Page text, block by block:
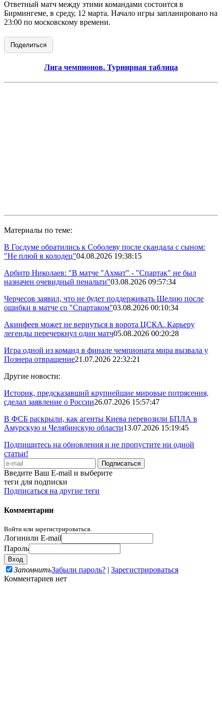
Ответный матч между этими командами состоится в
Бирмингеме, в среду, 12 марта. Начало игры запланировано на
23:00 по московскому времени.
Поделиться
Лига чемпионов. Турнирная таблица
Материалы по теме:
В Госдуме обратились к Соболеву после скандала с сыном:
"Не плюй в колодец"04.08.2026 19:38:15
Арбитр Николаев: "В матче "Ахмат" - "Спартак" не был
назначен очевидный пенальти"03.08.2026 09:57:34
Черчесов заявил, что не будет поддерживать Шелию после
ошибки в матче со "Спартаком"03.08.2026 00:10:34
Акинфеев может не вернуться в ворота ЦСКА. Карьеру
легенды перечеркнул один матч05.08.2026 00:20:28
Игра одной из команд в финале чемпионата мира вызвала у
Познера отвращение21.07.2026 22:32:21
Другие новости:
Историк, предсказавший крупнейшие мировые потрясения,
сделал заявление о России26.07.2026 15:57:47
В ФСБ раскрыли, как агенты Киева перевозили БПЛА в
Амурскую и Челябинскую области13.07.2026 15:19:45
Подпишитесь на обновления и не пропустите ни одной
статьи!
Введите Ваш E-mail и выберите
теги для подписки
Подписаться на другие теги
Комментарии
Войти или зарегистрироваться.
Логинили E-mail
Пароль
ЗапомнитьЗабыли пароль? | Зарегистрироваться
Комментариев нет